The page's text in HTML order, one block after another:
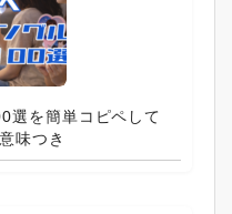
選を簡単コピペして
味つき